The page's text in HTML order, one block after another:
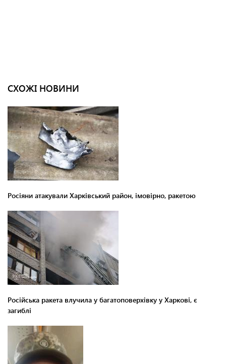
СХОЖІ НОВИНИ
Росіяни атакували Харківський район, імовірно, ракетою
Російська ракета влучила у багатоповерхівку у Харкові, є
загиблі